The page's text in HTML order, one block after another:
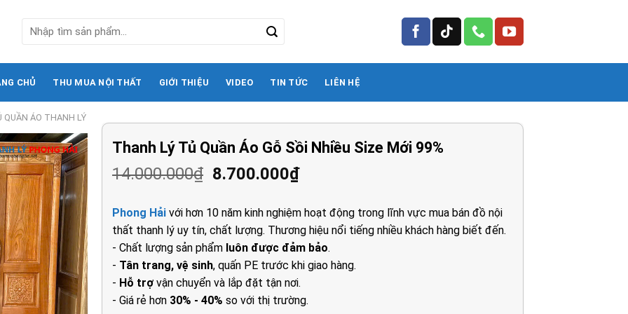
kiếm:
CHỦ THU MUA NỘI THẤT GIỚI THIỆU VIDEO TIN TỨC LIÊN HỆ
QUẦN ÁO THANH LÝ
Thanh Lý Tủ Quần Áo Gỗ Sồi Nhiều Size Mới 99%
14.000.000₫ Giá
là:
14.000.000₫.
8.700.000₫Giá
tại
là:
8.700.000₫.
Phong Hải với hơn 10 năm kinh nghiệm hoạt động trong lĩnh vực mua bán đồ nội
thất thanh lý uy tín, chất lượng. Thương hiệu nổi tiếng nhiều khách hàng biết đến.
- Chất lượng sản phẩm luôn được đảm bảo.
- Tân trang, vệ sinh, quấn PE trước khi giao hàng.
- Hỗ trợ vận chuyển và lắp đặt tận nơi.
- Giá rẻ hơn 30% - 40% so với thị trường.